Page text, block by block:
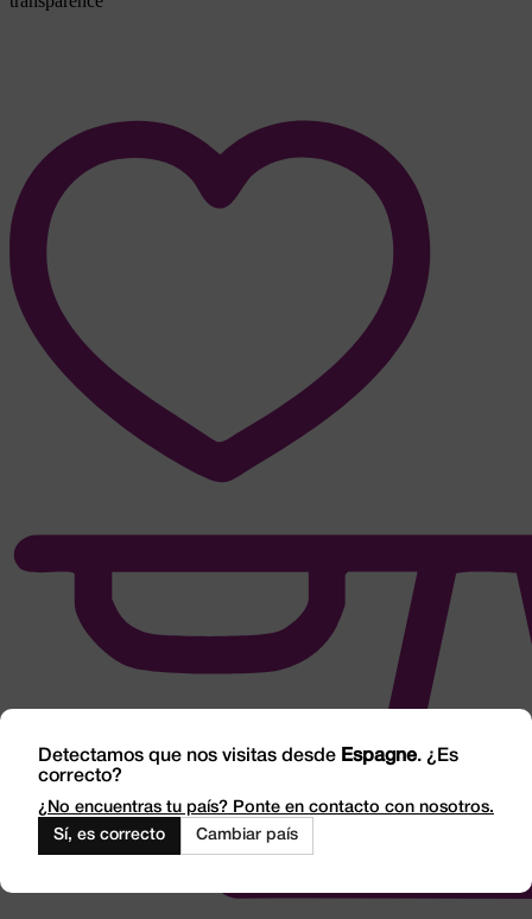
Detectamos que nos visitas desde Espagne. ¿Es
correcto?
¿No encuentras tu país? Ponte en contacto con nosotros.
Sí, es correcto
Cambiar país